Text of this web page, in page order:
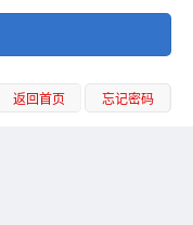
返回首页 忘记密码